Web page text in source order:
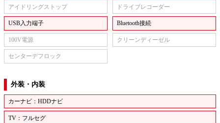
アイドリングストップ ドライブレコーダー
USB入力端子 Bluetooth接続
100V電源 クリーンディーゼル
センターデフロック
外装・内装
カーナビ：HDDナビ
TV：フルセグ